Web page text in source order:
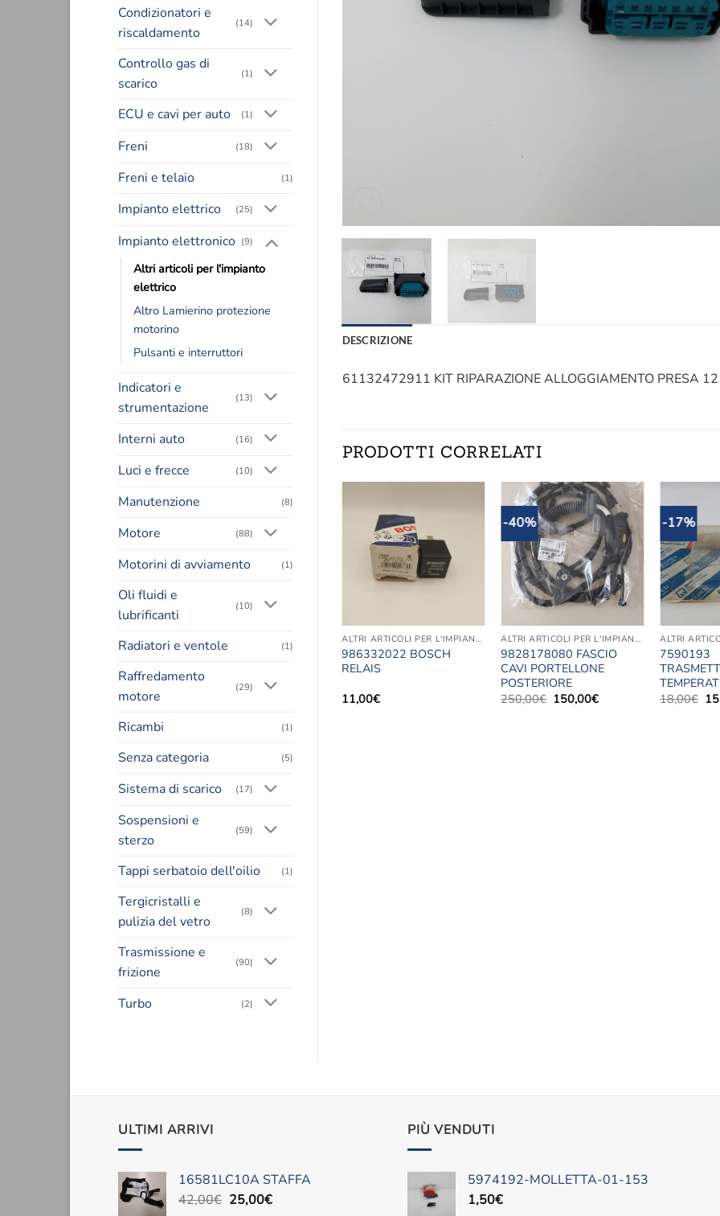
Condizionatori e
riscaldamento
(14)
Controllo gas di
scarico
(1)
ECU e cavi per auto (1)
Freni (18)
Freni e telaio (1)
Impianto elettrico (25)
Impianto elettronico (9)
Altri articoli per l'impianto
elettrico
Altro Lamierino protezione
motorino
Pulsanti e interruttori
Indicatori e
strumentazione
(13)
Interni auto (16)
Luci e frecce (10)
Manutenzione (8)
Motore (88)
Motorini di avviamento (1)
Oli fluidi e
lubrificanti
(10)
Radiatori e ventole (1)
Raffredamento
motore
(29)
Ricambi (1)
Senza categoria (5)
Sistema di scarico (17)
Sospensioni e
sterzo
(59)
Tappi serbatoio dell'oilio (1)
Tergicristalli e
pulizia del vetro
(8)
Trasmissione e
frizione
(90)
Turbo (2)
DESCRIZIONE
61132472911 KIT RIPARAZIONE ALLOGGIAMENTO PRESA
PRODOTTI CORRELATI
alla lista
dei
desideri
ALTRI ARTICOLI PER L'IMPIANTO ELETTRICO
986332022 BOSCH
RELAIS
11,00€
-40%
Aggiungi
alla lista
dei
desideri
ALTRI ARTICOLI PER L'IMPIANTO ELETTRICO
9828178080 FASCIO
CAVI PORTELLONE
POSTERIORE
250,00€ Il
prezzo
150,00€Il
-17%
7590193
18,00€ Il
ULTIMI ARRIVI
16581LC10A STAFFA
42,00€ Il
25,00€Il
PIÙ VENDUTI
5974192-MOLLETTA-01-153
1,50€